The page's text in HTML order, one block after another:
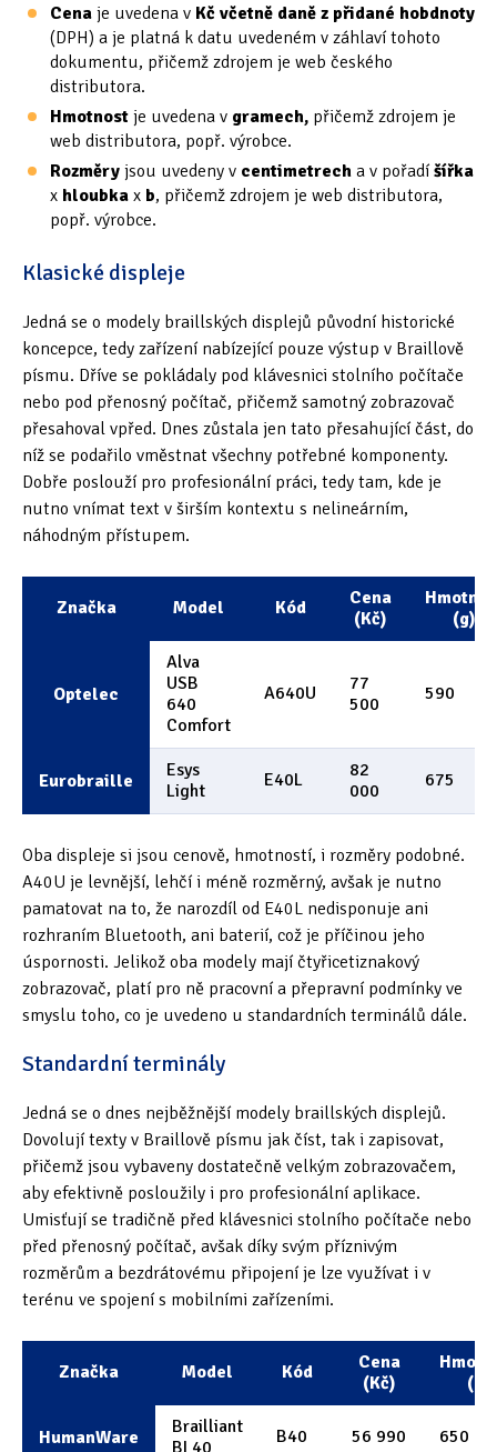
Cena je uvedena v Kč včetně daně z přidané hobdnoty
(DPH) a je platná k datu uvedeném v záhlaví tohoto
dokumentu, přičemž zdrojem je web českého
distributora.
Hmotnost je uvedena v gramech, přičemž zdrojem je
web distributora, popř. výrobce.
Rozměry jsou uvedeny v centimetrech a v pořadí šířka
x hloubka x b, přičemž zdrojem je web distributora,
popř. výrobce.
Klasické displeje
Jedná se o modely braillských displejů původní historické
koncepce, tedy zařízení nabízející pouze výstup v Braillově
písmu. Dříve se pokládaly pod klávesnici stolního počítače
nebo pod přenosný počítač, přičemž samotný zobrazovač
přesahoval vpřed. Dnes zůstala jen tato přesahující část, do
níž se podařilo vměstnat všechny potřebné komponenty.
Dobře poslouží pro profesionální práci, tedy tam, kde je
nutno vnímat text v širším kontextu s nelineárním,
náhodným přístupem.
Značka Model Kód
Cena
(Kč)
(g)
Optelec
Alva
USB
640
Comfort
A640U
77
500
590
Eurobraille
Esys
Light
E40L
82
000
675
Oba displeje si jsou cenově, hmotností, i rozměry podobné.
A40U je levnější, lehčí i méně rozměrný, avšak je nutno
pamatovat na to, že narozdíl od E40L nedisponuje ani
rozhraním Bluetooth, ani baterií, což je příčinou jeho
úspornosti. Jelikož oba modely mají čtyřicetiznakový
zobrazovač, platí pro ně pracovní a přepravní podmínky ve
smyslu toho, co je uvedeno u standardních terminálů dále.
Standardní terminály
Jedná se o dnes nejběžnější modely braillských displejů.
Dovolují texty v Braillově písmu jak číst, tak i zapisovat,
přičemž jsou vybaveny dostatečně velkým zobrazovačem,
aby efektivně posloužily i pro profesionální aplikace.
Umisťují se tradičně před klávesnici stolního počítače nebo
před přenosný počítač, avšak díky svým příznivým
rozměrům a bezdrátovému připojení je lze využívat i v
terénu ve spojení s mobilními zařízeními.
Značka Model Kód
Cena
(Kč)
(g)
HumanWare
Brailliant
BI 40
B40 56 990 650